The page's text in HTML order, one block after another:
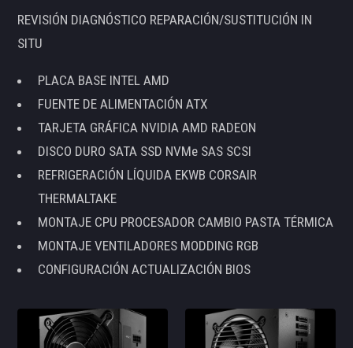
REVISIÓN DIAGNÓSTICO REPARACIÓN/SUSTITUCIÓN IN
SITU
PLACA BASE INTEL AMD
FUENTE DE ALIMENTACIÓN ATX
TARJETA GRÁFICA NVIDIA AMD RADEON
DISCO DURO SATA SSD NVMe SAS SCSI
REFRIGERACIÓN LÍQUIDA EKWB CORSAIR
THERMALTAKE
MONTAJE CPU PROCESADOR CAMBIO PASTA TÉRMICA
MONTAJE VENTILADORES MODDING RGB
CONFIGURACIÓN ACTUALIZACIÓN BIOS